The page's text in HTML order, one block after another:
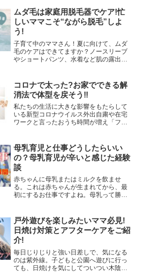
はわかっても、具体的にどうしたら良い
かわからない。...
ムダ毛は家庭用脱毛器でケア!忙
しいママこそ“ながら脱毛”しよ
う!
子育て中のママさん！夏に向けて、ムダ
毛のケアはできてますか？ノースリーブ
やショートパンツ、水着など肌の露出が
見です！・体毛が濃いことがコンプレッ
クス・毎日のムダ毛処理が...
コロナで太った?お家でできる解
消法で体型を戻そう‼
私たちの生活に大きな影響をもたらして
いる新型コロナウイルス外出自粛や在宅
ワークと言ったおうち時間が増え「フィ
止まらない」「ウエストがきつくてズボ
ンが入らない」「顔やお腹...
母乳育児と仕事どうしたらいい
の？母乳育児が辛いと感じた経験
談
赤ちゃんに母乳またはミルクを飲ませ
る。これは赤ちゃんが生まれてから、最
初にするお仕事ですよね。母乳って勝手
うように出なくて悩んでいるお母さんや
母乳育児にこだわりを持ってい...
戸外遊びを楽しみたいママ必見!
日焼け対策とアフターケアをご紹
介!
毎日じりじりと強い日差しで、気になる
のは紫外線。子どもと公園へ遊びに行っ
ても、日焼けを気にしてついつい木陰を